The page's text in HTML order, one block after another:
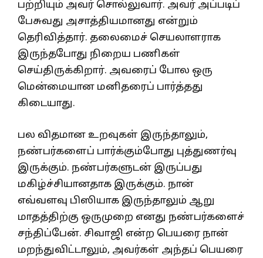
பற்றியும் அவர் சொல்லுவார். அவர் அப்படிப்
பேசுவது அசாத்தியமானது என்றும்
தெரிவித்தார். தலைமைச் செயலாளராக
இருந்தபோது நிறைய பணிகள்
செய்திருக்கிறார். அவரைப் போல ஒரு
மென்மையான மனிதரைப் பார்த்தது
கிடையாது.
பல விதமான உறவுகள் இருந்தாலும்,
நண்பர்களைப் பார்க்கும்போது புத்துணர்வு
இருக்கும். நண்பர்களுடன் இருப்பது
மகிழ்ச்சியானதாக இருக்கும். நான்
எவ்வளவு பிஸியாக இருந்தாலும் ஆறு
மாதத்திற்கு ஒருமுறை எனது நண்பர்களைச்
சந்திப்பேன். சிவாஜி என்ற பெயரை நான்
மறந்துவிட்டாலும், அவர்கள் அந்தப் பெயரை